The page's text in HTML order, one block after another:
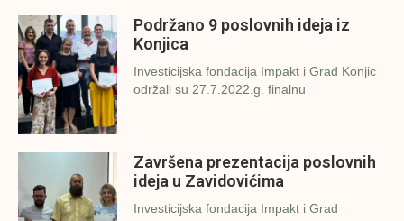
Podržano 9 poslovnih ideja iz
Konjica
Investicijska fondacija Impakt i Grad Konjic
održali su 27.7.2022.g. finalnu
Završena prezentacija poslovnih
ideja u Zavidovićima
Investicijska fondacija Impakt i Grad